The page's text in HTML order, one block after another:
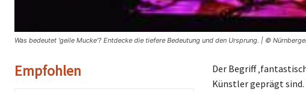
Was bedeutet 'geile Mucke'? Entdecke die tiefere Bedeutung und den Ursprung. | ©
Empfohlen
Der Begriff
Künstler geprägt sind.